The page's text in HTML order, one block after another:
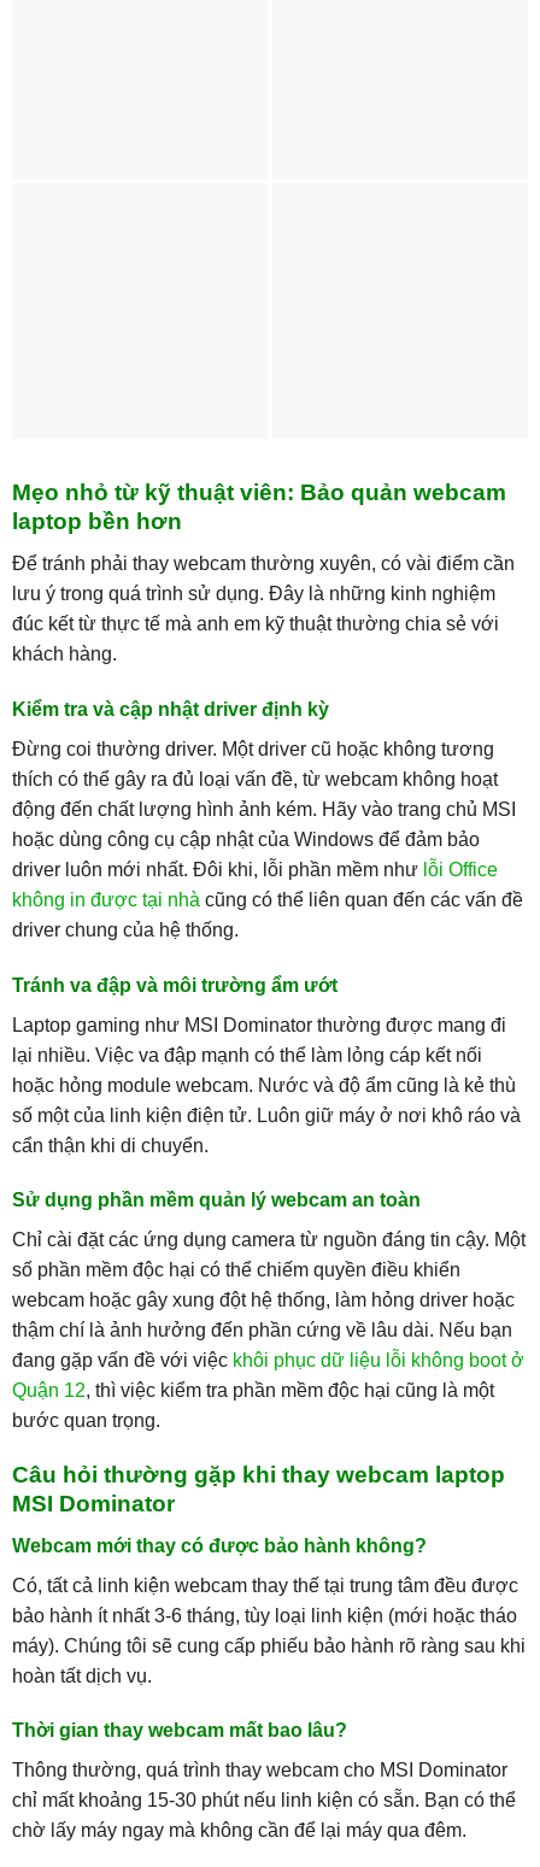
Mẹo nhỏ từ kỹ thuật viên: Bảo quản webcam
laptop bền hơn
Để tránh phải thay webcam thường xuyên, có vài điểm cần
lưu ý trong quá trình sử dụng. Đây là những kinh nghiệm
đúc kết từ thực tế mà anh em kỹ thuật thường chia sẻ với
khách hàng.
Kiểm tra và cập nhật driver định kỳ
Đừng coi thường driver. Một driver cũ hoặc không tương
thích có thể gây ra đủ loại vấn đề, từ webcam không hoạt
động đến chất lượng hình ảnh kém. Hãy vào trang chủ MSI
hoặc dùng công cụ cập nhật của Windows để đảm bảo
driver luôn mới nhất. Đôi khi, lỗi phần mềm như lỗi Office
không in được tại nhà cũng có thể liên quan đến các vấn đề
driver chung của hệ thống.
Tránh va đập và môi trường ẩm ướt
Laptop gaming như MSI Dominator thường được mang đi
lại nhiều. Việc va đập mạnh có thể làm lỏng cáp kết nối
hoặc hỏng module webcam. Nước và độ ẩm cũng là kẻ thù
số một của linh kiện điện tử. Luôn giữ máy ở nơi khô ráo và
cẩn thận khi di chuyển.
Sử dụng phần mềm quản lý webcam an toàn
Chỉ cài đặt các ứng dụng camera từ nguồn đáng tin cậy. Một
số phần mềm độc hại có thể chiếm quyền điều khiển
webcam hoặc gây xung đột hệ thống, làm hỏng driver hoặc
thậm chí là ảnh hưởng đến phần cứng về lâu dài. Nếu bạn
đang gặp vấn đề với việc khôi phục dữ liệu lỗi không boot ở
Quận 12, thì việc kiểm tra phần mềm độc hại cũng là một
bước quan trọng.
Câu hỏi thường gặp khi thay webcam laptop
MSI Dominator
Webcam mới thay có được bảo hành không?
Có, tất cả linh kiện webcam thay thế tại trung tâm đều được
bảo hành ít nhất 3-6 tháng, tùy loại linh kiện (mới hoặc tháo
máy). Chúng tôi sẽ cung cấp phiếu bảo hành rõ ràng sau khi
hoàn tất dịch vụ.
Thời gian thay webcam mất bao lâu?
Thông thường, quá trình thay webcam cho MSI Dominator
chỉ mất khoảng 15-30 phút nếu linh kiện có sẵn. Bạn có thể
chờ lấy máy ngay mà không cần để lại máy qua đêm.